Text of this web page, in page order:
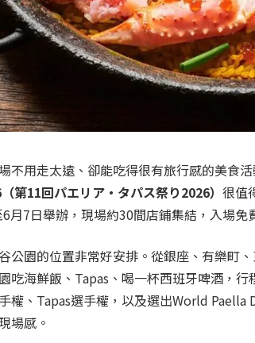
不用走太遠、卻能吃得很有旅行感的美食
第11回パエリア・タパス祭り2026） 很值
月7日舉辦，現場約30間店鋪集結，入場免
公園的位置非常好安排。從銀座、有樂町
吃海鮮飯、Tapas、喝一杯西班牙啤酒，
權、Tapas選手權，以及選出World Paella
場感。